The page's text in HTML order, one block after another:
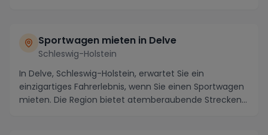
Sportwagen mieten in Delve
Schleswig-Holstein
In Delve, Schleswig-Holstein, erwartet Sie ein
einzigartiges Fahrerlebnis, wenn Sie einen Sportwagen
mieten. Die Region bietet atemberaubende Strecken...